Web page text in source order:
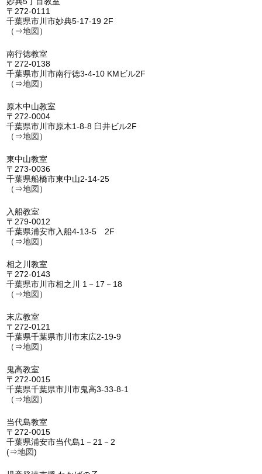
〒272-0111
千葉県市川市妙典5-17-19 2F
（⇒地図 ）
南行徳教室
〒272-0138
千葉県市川市南行徳3-4-10 KMビル2F
（⇒地図 ）
原木中山教室
〒272-0004
千葉県市川市原木1-8-8 臼井ビル2F
（⇒地図 ）
東中山教室
〒273-0036
千葉県船橋市東中山2-14-25
（⇒地図 ）
入船教室
〒279-0012
千葉県浦安市入船4-13-5 2F
（⇒地図 ）
相之川教室
〒272-0143
千葉県市川市相之川 1－17－18
（⇒地図 ）
末広教室
〒272-0121
千葉県千葉県市川市末広2-19-9
（⇒地図 ）
鬼高教室
〒272-0015
千葉県千葉県市川市鬼高3-33-8-1
（⇒地図 ）
当代島教室
〒272-0015
千葉県浦安市当代島1－21－2
(⇒地図)